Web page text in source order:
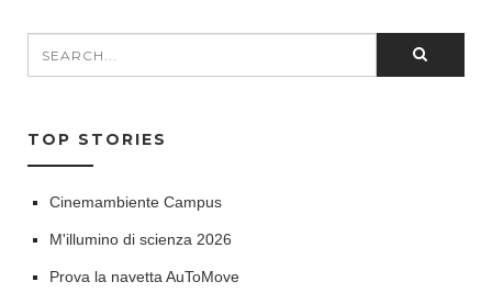
SEARCH FORM
TOP STORIES
Cinemambiente Campus
M'illumino di scienza 2026
Prova la navetta AuToMove